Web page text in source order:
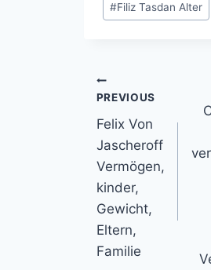
Tags:
#Filiz Tasdan Alter
Post
navigation
PREVIOUS
Felix Von
Jascheroff
Vermögen,
kinder,
Gewicht,
Eltern,
Familie